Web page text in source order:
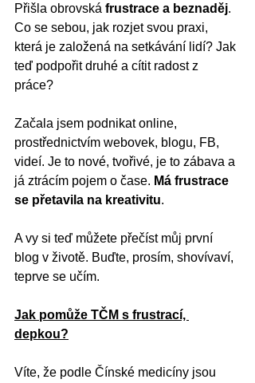
Přišla obrovská frustrace a beznaděj.
Co se sebou, jak rozjet svou praxi,
která je založená na setkávání lidí? Jak
teď podpořit druhé a cítit radost z
práce?
Začala jsem podnikat online,
prostřednictvím webovek, blogu, FB,
videí. Je to nové, tvořivé, je to zábava a
já ztrácím pojem o čase. Má frustrace
se přetavila na kreativitu.
A vy si teď můžete přečíst můj první
blog v životě. Buďte, prosím, shovívaví,
teprve se učím.
Jak pomůže TČM s frustrací,
depkou?
Víte, že podle Čínské medicíny jsou